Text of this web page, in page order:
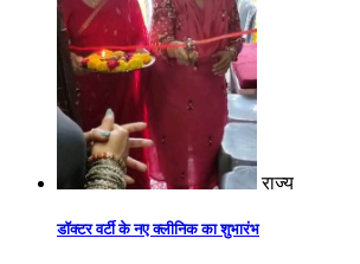
राज्य
डॉक्टर वर्टी के नए क्लीनिक का शुभारंभ